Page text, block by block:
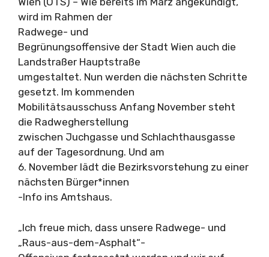
wird im Rahmen der
Radwege- und
Begrünungsoffensive der Stadt Wien auch die
Landstraßer Hauptstraße
umgestaltet. Nun werden die nächsten Schritte
gesetzt. Im kommenden
Mobilitätsausschuss Anfang November steht
die Radwegherstellung
zwischen Juchgasse und Schlachthausgasse
auf der Tagesordnung. Und am
6. November lädt die Bezirksvorstehung zu einer
nächsten Bürger*innen
-Info ins Amtshaus.
„Ich freue mich, dass unsere Radwege- und
„Raus-aus-dem-Asphalt“-